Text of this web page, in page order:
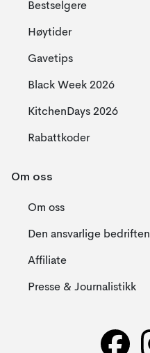
Bestselgere
Høytider
Gavetips
Black Week 2026
KitchenDays 2026
Rabattkoder
Om oss
Om oss
Den ansvarlige bedriften
Affiliate
Presse & Journalistikk